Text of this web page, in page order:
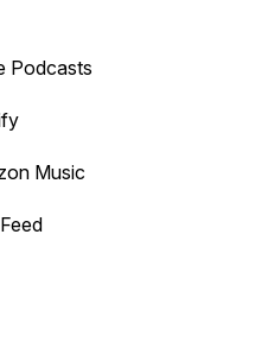
Podcasts
Music